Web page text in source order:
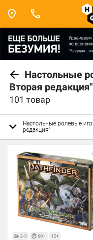
Настольные
Вторая редакция"
101 товар
Настольные ролевые
редакция"
2-5 60+ 12+